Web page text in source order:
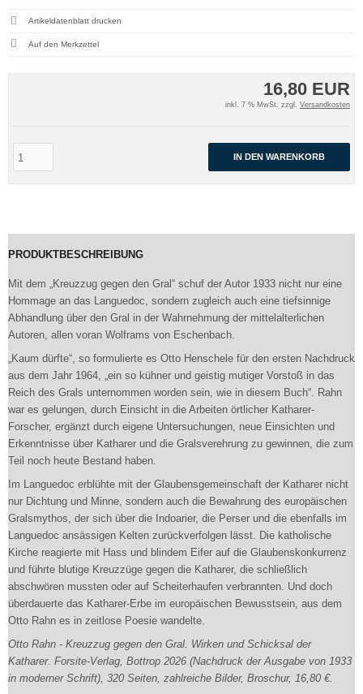
16,80 EUR
inkl. 7 % MwSt. zzgl. Versandkosten
IN DEN WARENKORB
Artikeldatenblatt drucken
PRODUKTBESCHREIBUNG
Mit dem „Kreuzzug gegen den Gral“ schuf der Autor 1933 nicht nur eine
Hommage an das Languedoc, sondern zugleich auch eine tiefsinnige
Abhandlung über den Gral in der Wahrnehmung der mittelalterlichen
Autoren, allen voran Wolframs von Eschenbach.
„Kaum dürfte“, so formulierte es Otto Henschele für den ersten Nachdruck
aus dem Jahr 1964, „ein so kühner und geistig mutiger Vorstoß in das
Reich des Grals unternommen worden sein, wie in diesem Buch“. Rahn
war es gelungen, durch Einsicht in die Arbeiten örtlicher Katharer-
Forscher, ergänzt durch eigene Untersuchungen, neue Einsichten und
Erkenntnisse über Katharer und die Gralsverehrung zu gewinnen, die zum
Teil noch heute Bestand haben.
Im Languedoc erblühte mit der Glaubensgemeinschaft der Katharer nicht
nur Dichtung und Minne, sondern auch die Bewahrung des europäischen
Gralsmythos, der sich über die Indoarier, die Perser und die ebenfalls im
Languedoc ansässigen Kelten zurückverfolgen lässt. Die katholische
Kirche reagierte mit Hass und blindem Eifer auf die Glaubenskonkurrenz
und führte blutige Kreuzzüge gegen die Katharer, die schließlich
abschwören mussten oder auf Scheiterhaufen verbrannten. Und doch
überdauerte das Katharer-Erbe im europäischen Bewusstsein, aus dem
Otto Rahn es in zeitlose Poesie wandelte.
Otto Rahn - Kreuzzug gegen den Gral. Wirken und Schicksal der
Katharer. Forsite-Verlag, Bottrop 2026 (Nachdruck der Ausgabe von 1933
in moderner Schrift), 320 Seiten, zahlreiche Bilder, Broschur, 16,80 €.